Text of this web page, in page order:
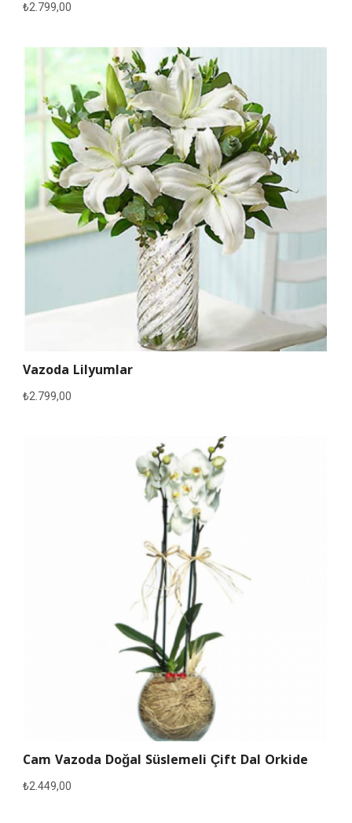
₺2.799,00
Vazoda Lilyumlar
₺2.799,00
Cam Vazoda Doğal Süslemeli Çift Dal Orkide
₺2.449,00